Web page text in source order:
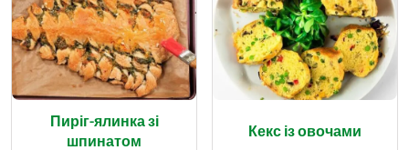
Пиріг-ялинка зі
шпинатом
Кекс із овочами